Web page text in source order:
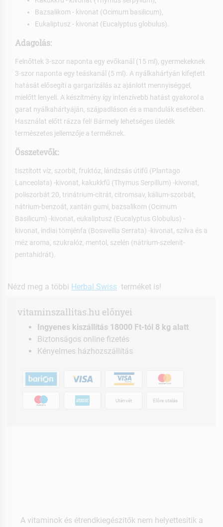
Bazsalikom - kivonat (Ocimum basilicum),
Eukaliptusz - kivonat (Eucalyptus globulus).
Adagolás:
Felnőttek 3-szor naponta egy evőkanál (15 ml), gyermekeknek
3-szor naponta egy teáskanál (5 ml). A nyálkahártyán kifejtett
hatását elősegíti a gargarizálás az ajánlott mennyiséggel,
mielőtt lenyeli. A készítmény így intenzívebb hatást gyakorol a
garat nyálkahártyáján, szájpadláson és a mandulák esetében.
Használat előtt rázza fel! Bármely lehetséges üledék
természetes jellemzője a terméknek.
Összetevők:
tisztított víz, szorbit, fruktóz, lándzsás útifű (Plantago
Lanceolata) -kivonat, kakukkfű (Thymus Serpillum) -kivonat,
poliszorbát 20, trinátrium-citrát, citromsav, kálium-szorbát,
nátrium-benzoát, xantán gumi, bazsalikom (Ocimum
Basilicum) -kivonat, eukaliptusz (Eucalyptus Globulus) -
kivonat, indiai tömjénfa (Boswellia Serrata) -kivonat, szilva és a
méz aroma, szukralóz, mentol, szelén (nátrium-szelenit-
pentahidrát).
Nézd meg a többi Herbal Swiss terméket is!
vitaminszallitas.hu előnyei
Ingyenes kiszállítás 18000 Ft-tól 8 kg alatt
Biztonságos online fizetés
Kényelmes házhozszállítás
Utánvét Előre utalás
A vitaminok és étrendkiegészítők nem helyettesítik a